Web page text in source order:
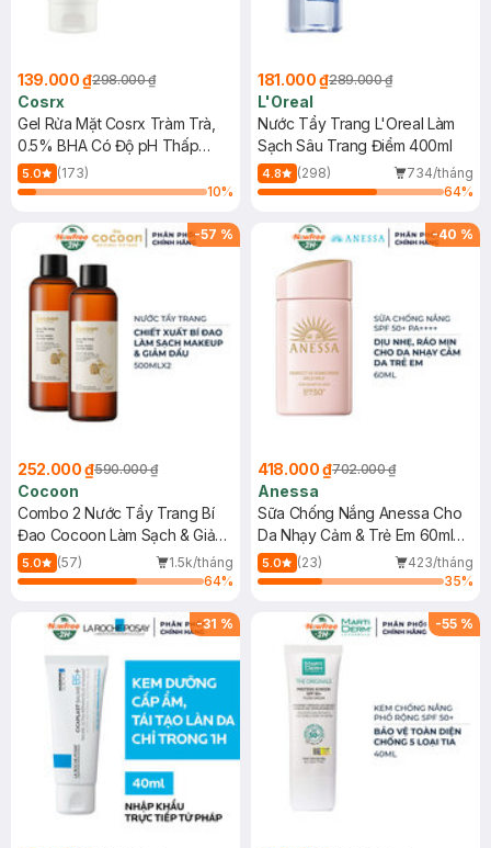
139.000 ₫298.000 ₫
Cosrx
Gel Rửa Mặt Cosrx Tràm Trà,
0.5% BHA Có Độ pH Thấp
150ml
5.0
(173)
10%
181.000 ₫289.000 ₫
L'Oreal
Nước Tẩy Trang L'Oreal Làm
Sạch Sâu Trang Điểm 400ml
4.8 (298)
734/tháng
64%
-57 %
252.000 ₫590.000 ₫
Cocoon
Combo 2 Nước Tẩy Trang Bí
Đao Cocoon Làm Sạch & Giảm
Dầu 500ml
5.0 (57)
1.5k/tháng
64%
-40 %
418.000 ₫702.000 ₫
Anessa
Sữa Chống Nắng Anessa Cho
Da Nhạy Cảm & Trẻ Em 60ml
(Mới)
5.0 (23)
423/tháng
35%
-31 % -55 %